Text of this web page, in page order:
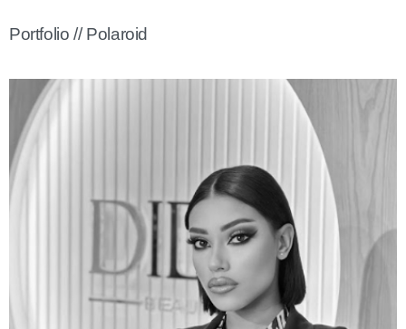
Portfolio // Polaroid